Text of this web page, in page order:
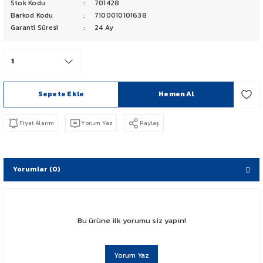
PCX 125-150
CBR 250
CRF 250 RALLY
NX 500
Stok Kodu
701428
Barkod Kodu
7100010101638
Garanti Süresi
24 Ay
Sepete Ekle Hemen Al
Fiyat Alarmı Yorum Yaz Paylaş
Yorumlar (0)
Bu ürüne ilk yorumu siz yapın!
Yorum Yaz